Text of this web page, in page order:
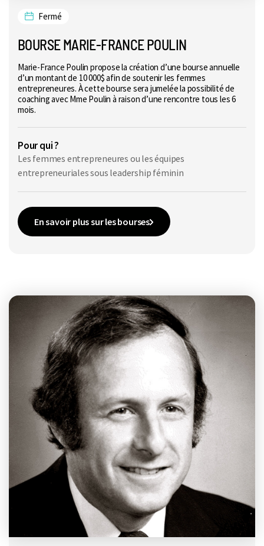
Fermé
BOURSE MARIE-FRANCE POULIN
Marie-France Poulin propose la création d’une bourse annuelle
d’un montant de 10 000$ afin de soutenir les femmes
entrepreneures. À cette bourse sera jumelée la possibilité de
coaching avec Mme Poulin à raison d’une rencontre tous les 6
mois.
Pour qui ?
Les femmes entrepreneures ou les équipes
entrepreneuriales sous leadership féminin
En savoir plus sur les bourses